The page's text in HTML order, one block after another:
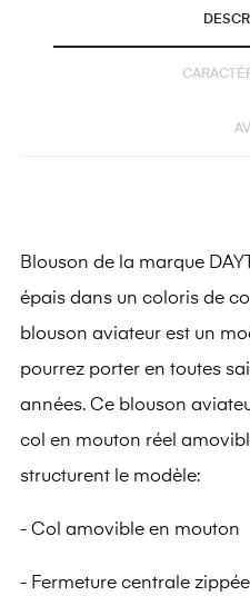
Blouson de la marque
épais dans un coloris de
blouson aviateur est un
pourrez porter en toutes
années. Ce blouson
col en mouton réel
structurent le modèle:
- Col amovible en mouton
- Fermeture centrale zippée